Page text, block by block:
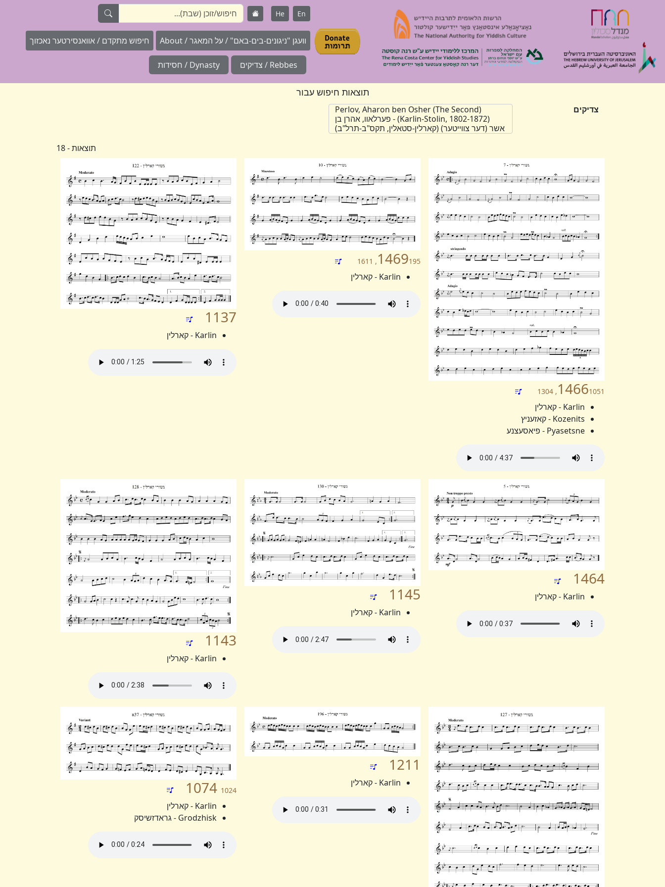
En
He
וועגן "ניגונים-בים-באם" / על המאגר / About חיפוש מתקדם / אוואנסירטער נאכזוך
Rebbes / צדיקים Dynasty / חסידות
תוצאות חיפוש עבור
צדיקים
Perlov, Aharon ben Osher (The Second)
(Karlin-Stolin, 1802-1872) - פערלאוו, אהרן בן
אשר (דער צווייטער) (קארלין-סטאלין, תקס"ב-תרל"ב)
תוצאות - 18
14661051, 1304
Karlin - קארלין
Kozenits - קאזעניץ
Pyasetsne - פיאסעצנע
1469195, 1611
Karlin - קארלין
1137
Karlin - קארלין
1464
Karlin - קארלין 1145
Karlin - קארלין
1143
Karlin - קארלין
1211
Karlin - קארלין 1074 1024
Karlin - קארלין
Grodzhisk - גראדזשיסק